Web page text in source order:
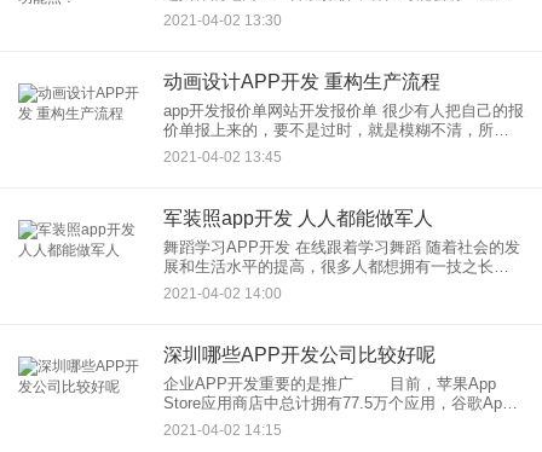
虑。需要以经济、高效、方便的方式更好地利用手
机APP的强大功能。 &ems
2021-04-02 13:30
动画设计APP开发 重构生产流程
app开发报价单网站开发报价单 很少有人把自己的报
价单报上来的，要不是过时，就是模糊不清，所以
没有什么意义。如果你想了解APP开发的大概价值
的话，可以从下面几个方面来分析。、
2021-04-02 13:45
军装照app开发 人人都能做军人
舞蹈学习APP开发 在线跟着学习舞蹈 随着社会的发
展和生活水平的提高，很多人都想拥有一技之长，
舞蹈不仅可以培养一个人的气质，还能在塑造优美
的体态，成为很多人技能学习的优选，但是自学舞
2021-04-02 14:00
深圳哪些APP开发公司比较好呢
企业APP开发重要的是推广 目前，苹果App
Store应用商店中总计拥有77.5万个应用，谷歌App
Store中的应用数量也在不断增加。但在如今浩如烟
海的
2021-04-02 14:15